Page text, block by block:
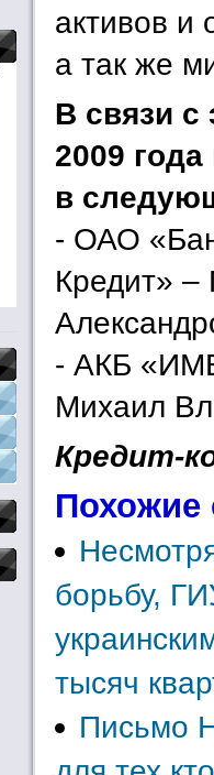
активов и
а так же
В связи с
2009
в
- ОАО
Кредит» –
- АКБ
Михаил
Кредит-
Похожие
борьбу,
тысяч
Письмо